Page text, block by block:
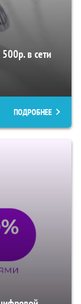
в сети
ПОДРОБНЕЕ